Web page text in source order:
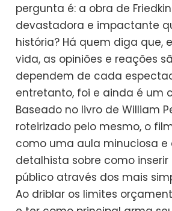
pergunta é: a obra de
devastadora e impactante
história? Há quem diga que,
vida, as opiniões e reações
dependem de cada
entretanto, foi e ainda é um
Baseado no livro de William
roteirizado pelo mesmo, o
como uma aula minuciosa
detalhista sobre como
público através dos mais
Ao driblar os limites